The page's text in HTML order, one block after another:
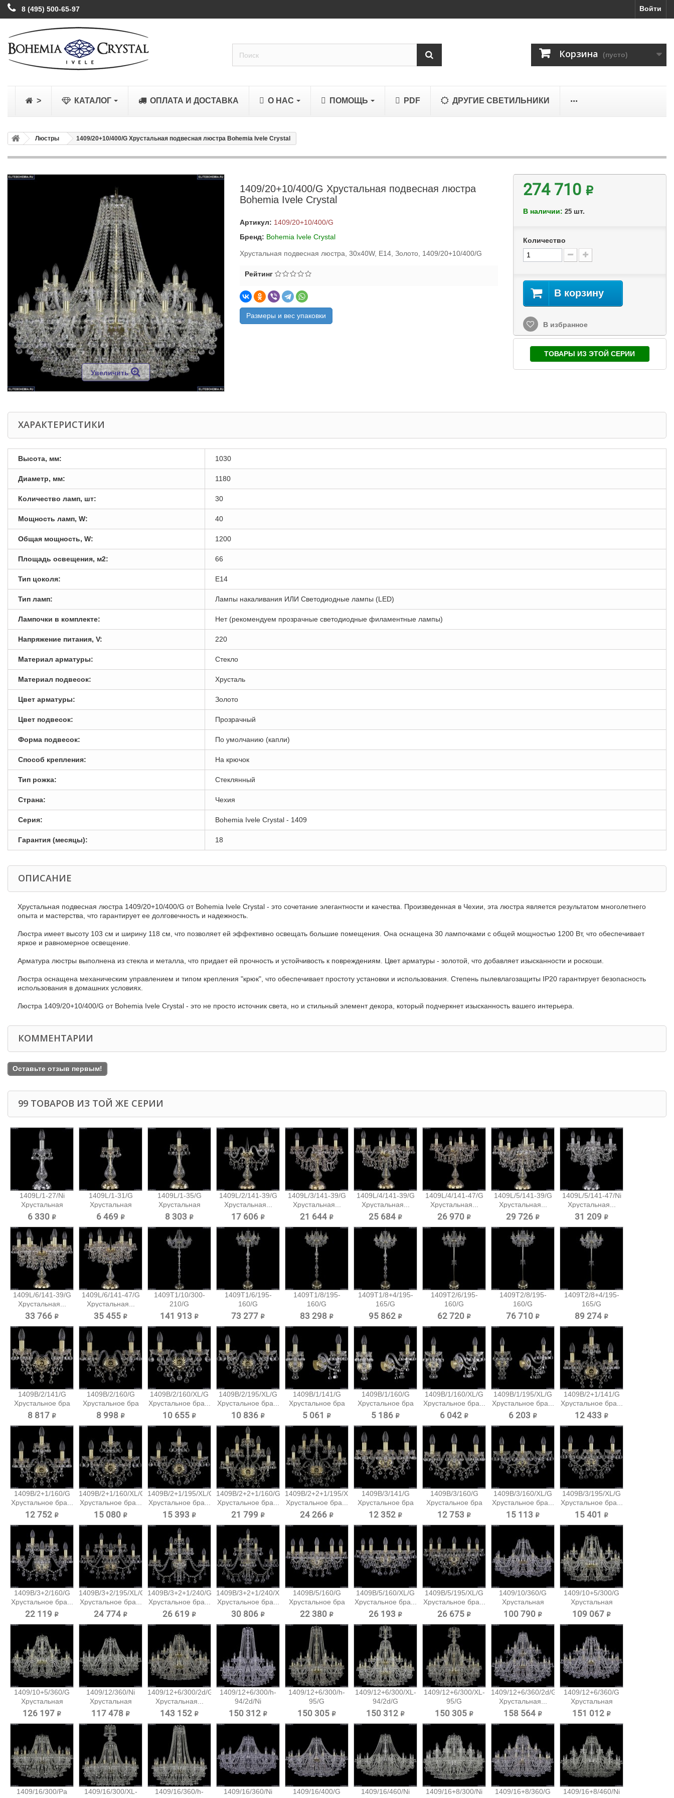
Войти
8 (495) 500-65-97
Корзина (пусто)
> КАТАЛОГ ОПЛАТА И ДОСТАВКА О НАС ПОМОЩЬ PDF ДРУГИЕ СВЕТИЛЬНИКИ ...
Люстры 1409/20+10/400/G Хрустальная подвесная люстра Bohemia Ivele Crystal
Увеличить
1409/20+10/400/G Хрустальная подвесная люстра
Bohemia Ivele Crystal
Артикул: 1409/20+10/400/G
Бренд: Bohemia Ivele Crystal
Хрустальная подвесная люстра, 30x40W, E14, Золото, 1409/20+10/400/G
Рейтинг
Размеры и вес упаковки
274 710 ₽
В наличии: 25 шт.
Количество
В корзину
В избранное
ТОВАРЫ ИЗ ЭТОЙ СЕРИИ
ХАРАКТЕРИСТИКИ
Высота, мм: 1030
Диаметр, мм: 1180
Количество ламп, шт: 30
Мощность ламп, W: 40
Общая мощность, W: 1200
Площадь освещения, м2: 66
Тип цоколя: E14
Тип ламп: Лампы накаливания ИЛИ Светодиодные лампы (LED)
Лампочки в комплекте: Нет (рекомендуем прозрачные светодиодные филаментные лампы)
Напряжение питания, V: 220
Материал арматуры: Стекло
Материал подвесок: Хрусталь
Цвет арматуры: Золото
Цвет подвесок: Прозрачный
Форма подвесок: По умолчанию (капли)
Способ крепления: На крючок
Тип рожка: Стеклянный
Страна: Чехия
Серия: Bohemia Ivele Crystal - 1409
Гарантия (месяцы): 18
ОПИСАНИЕ
Хрустальная подвесная люстра 1409/20+10/400/G от Bohemia Ivele Crystal - это сочетание элегантности и качества. Произведенная в Чехии, эта люстра является результатом многолетнего
опыта и мастерства, что гарантирует ее долговечность и надежность.
Люстра имеет высоту 103 см и ширину 118 см, что позволяет ей эффективно освещать большие помещения. Она оснащена 30 лампочками с общей мощностью 1200 Вт, что обеспечивает
яркое и равномерное освещение.
Арматура люстры выполнена из стекла и металла, что придает ей прочность и устойчивость к повреждениям. Цвет арматуры - золотой, что добавляет изысканности и роскоши.
Люстра оснащена механическим управлением и типом крепления "крюк", что обеспечивает простоту установки и использования. Степень пылевлагозащиты IP20 гарантирует безопасность
использования в домашних условиях.
Люстра 1409/20+10/400/G от Bohemia Ivele Crystal - это не просто источник света, но и стильный элемент декора, который подчеркнет изысканность вашего интерьера.
КОММЕНТАРИИ
Оставьте отзыв первым!
99 ТОВАРОВ ИЗ ТОЙ ЖЕ СЕРИИ
1409L/1-27/Ni
Хрустальная
настольная...
6 330 ₽
1409L/1-31/G
Хрустальная
настольная...
6 469 ₽
1409L/1-35/G
Хрустальная
настольная...
8 303 ₽
1409L/2/141-39/G
Хрустальная...
17 606 ₽
1409L/3/141-39/G
Хрустальная...
21 644 ₽
1409L/4/141-39/G
Хрустальная...
25 684 ₽
1409L/4/141-47/G
Хрустальная...
26 970 ₽
1409L/5/141-39/G
Хрустальная...
29 726 ₽
1409L/5/141-47/Ni
Хрустальная...
31 209 ₽
1409L/6/141-39/G
Хрустальная...
33 766 ₽
1409L/6/141-47/G
Хрустальная...
35 455 ₽
1409T1/10/300-
210/G
Хрустальный...
141 913 ₽
1409T1/6/195-
160/G
Хрустальный
73 277 ₽
1409T1/8/195-
160/G
Хрустальный
83 298 ₽
1409T1/8+4/195-
165/G
Хрустальный...
95 862 ₽
1409T2/6/195-
160/G
Хрустальный
62 720 ₽
1409T2/8/195-
160/G
Хрустальный
76 710 ₽
1409T2/8+4/195-
165/G
Хрустальный...
89 274 ₽
1409B/2/141/G
Хрустальное бра
Bohemia...
8 817 ₽
1409B/2/160/G
Хрустальное бра
Bohemia...
8 998 ₽
1409B/2/160/XL/G
Хрустальное бра...
10 655 ₽
1409B/2/195/XL/G
Хрустальное бра...
10 836 ₽
1409B/1/141/G
Хрустальное бра
Bohemia...
5 061 ₽
1409B/1/160/G
Хрустальное бра
Bohemia...
5 186 ₽
1409B/1/160/XL/G
Хрустальное бра...
6 042 ₽
1409B/1/195/XL/G
Хрустальное бра...
6 203 ₽
1409B/2+1/141/G
Хрустальное бра...
12 433 ₽
1409B/2+1/160/G
Хрустальное бра...
12 752 ₽
1409B/2+1/160/XL/G
Хрустальное бра...
15 080 ₽
1409B/2+1/195/XL/G
Хрустальное бра...
15 393 ₽
1409B/2+2+1/160/G
Хрустальное бра...
21 799 ₽
1409B/2+2+1/195/XL/G
Хрустальное бра...
24 266 ₽
1409B/3/141/G
Хрустальное бра
Bohemia...
12 352 ₽
1409B/3/160/G
Хрустальное бра
Bohemia...
12 753 ₽
1409B/3/160/XL/G
Хрустальное бра...
15 113 ₽
1409B/3/195/XL/G
Хрустальное бра...
15 401 ₽
1409B/3+2/160/G
Хрустальное бра...
22 119 ₽
1409B/3+2/195/XL/G
Хрустальное бра...
24 774 ₽
1409B/3+2+1/240/G
Хрустальное бра...
26 619 ₽
1409B/3+2+1/240/XL/G
Хрустальное бра...
30 806 ₽
1409B/5/160/G
Хрустальное бра
Bohemia...
22 380 ₽
1409B/5/160/XL/G
Хрустальное бра...
26 193 ₽
1409B/5/195/XL/G
Хрустальное бра...
26 675 ₽
1409/10/360/G
Хрустальная
подвесная...
100 790 ₽
1409/10+5/300/G
Хрустальная
подвесная...
109 067 ₽
1409/10+5/360/G
Хрустальная
подвесная...
126 197 ₽
1409/12/360/Ni
Хрустальная
подвесная...
117 478 ₽
1409/12+6/300/2d/G
Хрустальная...
143 152 ₽
1409/12+6/300/h-
94/2d/Ni
Хрустальная...
150 312 ₽
1409/12+6/300/h-
95/G
Хрустальная...
150 305 ₽
1409/12+6/300/XL-
94/2d/G
Хрустальная...
150 312 ₽
1409/12+6/300/XL-
95/G
Хрустальная...
150 305 ₽
1409/12+6/360/2d/G
Хрустальная...
158 564 ₽
1409/12+6/360/G
Хрустальная
подвесная...
151 012 ₽
1409/16/300/Pa
1409/16/300/XL-
1409/16/360/h-
1409/16/360/Ni
1409/16/400/G
1409/16/460/Ni
1409/16+8/300/Ni
1409/16+8/360/G
1409/16+8/460/Ni